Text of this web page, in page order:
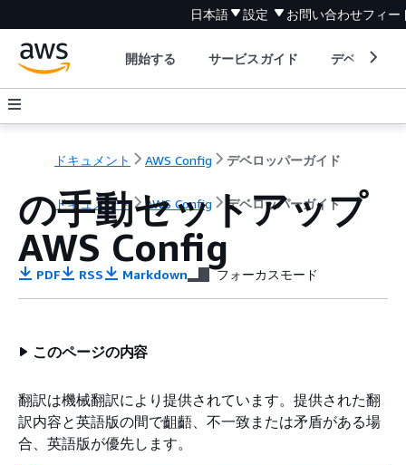
日本語 設定 お問い合わせフィー
開始する サービスガイド デベロッパ
ドキュメント AWS Config デベロッパーガイド
ドキュメント AWS Config デベロッパーガイド
の手動セットアップ
AWS Config
PDF RSS Markdown フォーカスモード
このページの内容
翻訳は機械翻訳により提供されています。提供された翻
訳内容と英語版の間で齟齬、不一致または矛盾がある場
合、英語版が優先します。